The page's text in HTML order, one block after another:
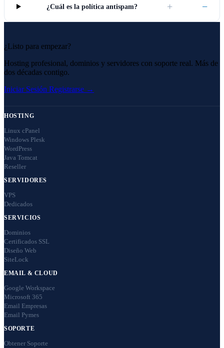
¿Cuál es la política antispam? + −
¿Listo para empezar?
Hosting profesional, dominios y servidores con soporte real. Más de
dos décadas contigo.
Iniciar Sesión Registrarse →
HOSTING
Linux cPanel
Windows Plesk
WordPress
Java Tomcat
Reseller
SERVIDORES
VPS
Dedicados
SERVICIOS
Dominios
Certificados SSL
Diseño Web
SiteLock
EMAIL & CLOUD
Google Workspace
Microsoft 365
Email Empresas
Email Pymes
SOPORTE
Obtener Soporte